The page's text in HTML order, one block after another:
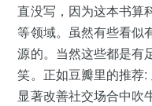
直没写，因为这本书算
等领域。虽然有些看似
源的。当然这些都是有
笑。正如豆瓣里的推荐
显著改善社交场合中吹